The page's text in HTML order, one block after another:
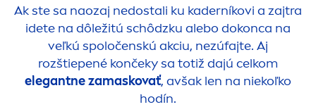
Ak ste sa naozaj nedostali ku kaderníkovi a zajtra
idete na dôležitú schôdzku alebo dokonca na
veľkú spoločenskú akciu, nezúfajte. Aj
rozštiepené končeky sa totiž dajú celkom
elegantne zamaskovať, avšak len na niekoľko
hodín.